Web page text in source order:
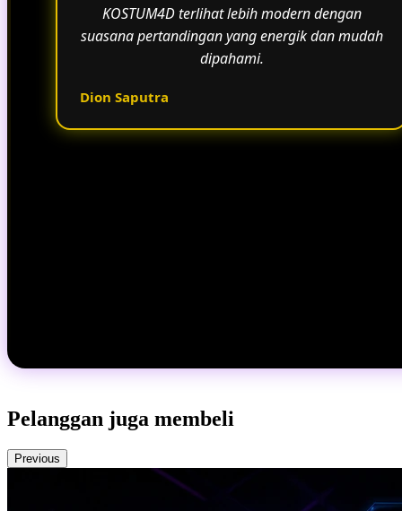
KOSTUM4D terlihat lebih modern dengan
suasana pertandingan yang energik dan mudah
dipahami.
Dion Saputra
Pelanggan juga membeli
Previous